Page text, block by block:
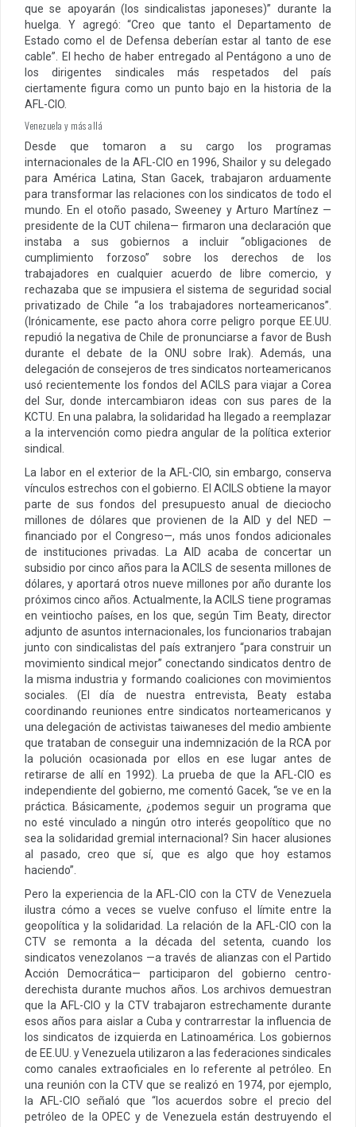
que se apoyarán (los sindicalistas japoneses)” durante la
huelga. Y agregó: “Creo que tanto el Departamento de
Estado como el de Defensa deberían estar al tanto de ese
cable”. El hecho de haber entregado al Pentágono a uno de
los dirigentes sindicales más respetados del país
ciertamente figura como un punto bajo en la historia de la
AFL-CIO.
Venezuela y más allá
Desde que tomaron a su cargo los programas
internacionales de la AFL-CIO en 1996, Shailor y su delegado
para América Latina, Stan Gacek, trabajaron arduamente
para transformar las relaciones con los sindicatos de todo el
mundo. En el otoño pasado, Sweeney y Arturo Martínez —
presidente de la CUT chilena— firmaron una declaración que
instaba a sus gobiernos a incluir “obligaciones de
cumplimiento forzoso” sobre los derechos de los
trabajadores en cualquier acuerdo de libre comercio, y
rechazaba que se impusiera el sistema de seguridad social
privatizado de Chile “a los trabajadores norteamericanos”.
(Irónicamente, ese pacto ahora corre peligro porque EE.UU.
repudió la negativa de Chile de pronunciarse a favor de Bush
durante el debate de la ONU sobre Irak). Además, una
delegación de consejeros de tres sindicatos norteamericanos
usó recientemente los fondos del ACILS para viajar a Corea
del Sur, donde intercambiaron ideas con sus pares de la
KCTU. En una palabra, la solidaridad ha llegado a reemplazar
a la intervención como piedra angular de la política exterior
sindical.
La labor en el exterior de la AFL-CIO, sin embargo, conserva
vínculos estrechos con el gobierno. El ACILS obtiene la mayor
parte de sus fondos del presupuesto anual de dieciocho
millones de dólares que provienen de la AID y del NED —
financiado por el Congreso—, más unos fondos adicionales
de instituciones privadas. La AID acaba de concertar un
subsidio por cinco años para la ACILS de sesenta millones de
dólares, y aportará otros nueve millones por año durante los
próximos cinco años. Actualmente, la ACILS tiene programas
en veintiocho países, en los que, según Tim Beaty, director
adjunto de asuntos internacionales, los funcionarios trabajan
junto con sindicalistas del país extranjero “para construir un
movimiento sindical mejor” conectando sindicatos dentro de
la misma industria y formando coaliciones con movimientos
sociales. (El día de nuestra entrevista, Beaty estaba
coordinando reuniones entre sindicatos norteamericanos y
una delegación de activistas taiwaneses del medio ambiente
que trataban de conseguir una indemnización de la RCA por
la polución ocasionada por ellos en ese lugar antes de
retirarse de allí en 1992). La prueba de que la AFL-CIO es
independiente del gobierno, me comentó Gacek, “se ve en la
práctica. Básicamente, ¿podemos seguir un programa que
no esté vinculado a ningún otro interés geopolítico que no
sea la solidaridad gremial internacional? Sin hacer alusiones
al pasado, creo que sí, que es algo que hoy estamos
haciendo”.
Pero la experiencia de la AFL-CIO con la CTV de Venezuela
ilustra cómo a veces se vuelve confuso el límite entre la
geopolítica y la solidaridad. La relación de la AFL-CIO con la
CTV se remonta a la década del setenta, cuando los
sindicatos venezolanos —a través de alianzas con el Partido
Acción Democrática— participaron del gobierno centro-
derechista durante muchos años. Los archivos demuestran
que la AFL-CIO y la CTV trabajaron estrechamente durante
esos años para aislar a Cuba y contrarrestar la influencia de
los sindicatos de izquierda en Latinoamérica. Los gobiernos
de EE.UU. y Venezuela utilizaron a las federaciones sindicales
como canales extraoficiales en lo referente al petróleo. En
una reunión con la CTV que se realizó en 1974, por ejemplo,
la AFL-CIO señaló que “los acuerdos sobre el precio del
petróleo de la OPEC y de Venezuela están destruyendo el